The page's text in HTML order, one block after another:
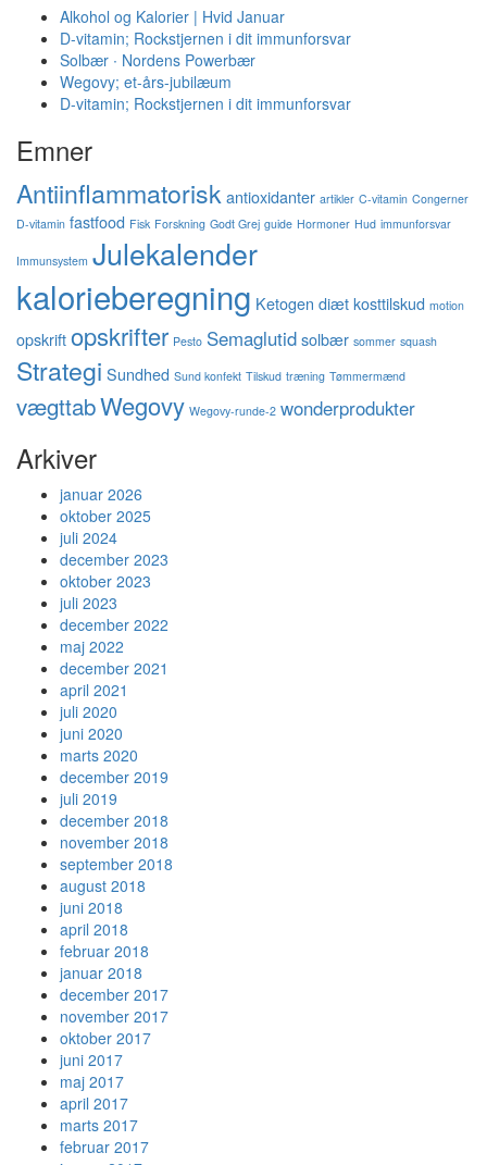
Alkohol og Kalorier | Hvid Januar
D-vitamin; Rockstjernen i dit immunforsvar
Solbær ∙ Nordens Powerbær
Wegovy; et-års-jubilæum
D-vitamin; Rockstjernen i dit immunforsvar
Emner
Antiinflammatoriskantioxidanter artikler C-vitamin Congerner
D-vitamin fastfood Fisk Forskning Godt Grej guide Hormoner Hud immunforsvar
Immunsystem Julekalender
kalorieberegning Ketogen diætkosttilskud motion
opskriftopskrifter Pesto Semaglutidsolbær sommer squash
Strategi Sundhed Sund konfekt Tilskud træning Tømmermænd
vægttabWegovy Wegovy-runde-2 wonderprodukter
Arkiver
januar 2026
oktober 2025
juli 2024
december 2023
oktober 2023
juli 2023
december 2022
maj 2022
december 2021
april 2021
juli 2020
juni 2020
marts 2020
december 2019
juli 2019
december 2018
november 2018
september 2018
august 2018
juni 2018
april 2018
februar 2018
januar 2018
december 2017
november 2017
oktober 2017
juni 2017
maj 2017
april 2017
marts 2017
februar 2017